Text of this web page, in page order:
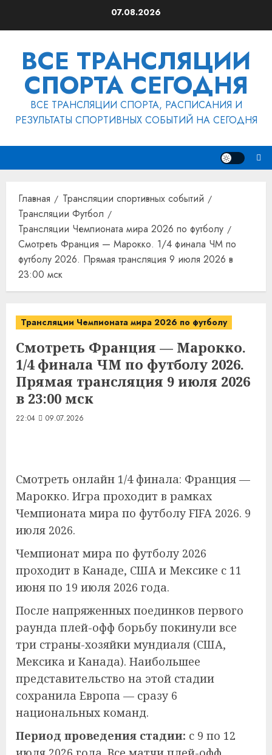
07.08.2026
ВСЕ ТРАНСЛЯЦИИ
СПОРТА СЕГОДНЯ
ВСЕ ТРАНСЛЯЦИИ СПОРТА, РАСПИСАНИЯ И
РЕЗУЛЬТАТЫ СПОРТИВНЫХ СОБЫТИЙ НА СЕГОДНЯ
Главная
Трансляции спортивных событий
Трансляции Футбол
Трансляции Чемпионата мира 2026 по футболу
Смотреть Франция — Марокко. 1/4 финала ЧМ по
футболу 2026. Прямая трансляция 9 июля 2026 в
23:00 мск
Трансляции Чемпионата мира 2026 по футболу
Смотреть Франция — Марокко.
1/4 финала ЧМ по футболу 2026.
Прямая трансляция 9 июля 2026
в 23:00 мск
22:04 09.07.2026
Смотреть онлайн 1/4 финала: Франция —
Марокко. Игра проходит в рамках
Чемпионата мира по футболу FIFA 2026. 9
июля 2026.
Чемпионат мира по футболу 2026
проходит в Канаде, США и Мексике с 11
июня по 19 июля 2026 года.
После напряженных поединков первого
раунда плей-офф борьбу покинули все
три страны-хозяйки мундиаля (США,
Мексика и Канада). Наибольшее
представительство на этой стадии
сохранила Европа — сразу 6
национальных команд.
Период проведения стадии: с 9 по 12